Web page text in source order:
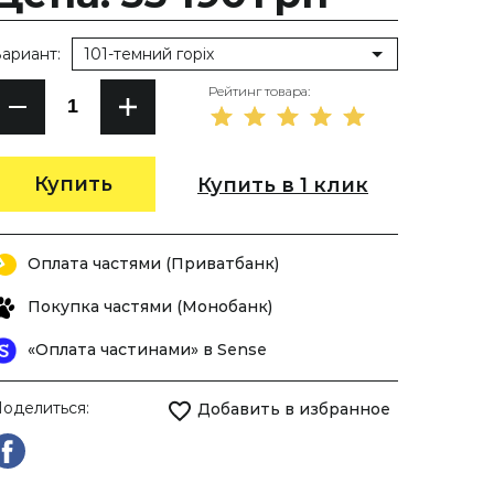
Купить
101-темний горіх
Рейтинг товара:
Купить в 1 клик
Оплата частями (Приватбанк)
Покупка частями (Монобанк)
«Оплата частинами» в Sense
Добавить в избранное